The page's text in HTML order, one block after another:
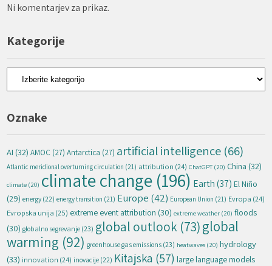
Ni komentarjev za prikaz.
Kategorije
Kategorije
Oznake
AI (32) AMOC (27) Antarctica (27) artificial intelligence (66)
Atlantic meridional overturning circulation (21) attribution (24) ChatGPT (20) China (32)
climate (20) climate change (196) Earth (37) El Niño
(29) energy (22) energy transition (21) Europe (42) European Union (21) Evropa (24)
Evropska unija (25) extreme event attribution (30) extreme weather (20) floods
(30) globalno segrevanje (23) global outlook (73)global
warming (92) greenhouse gas emissions (23) heatwaves (20) hydrology
(33) innovation (24) inovacije (22) Kitajska (57) large language models